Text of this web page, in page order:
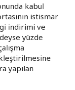
kabul
istismar
indirimi ve
yüzde
yapılan